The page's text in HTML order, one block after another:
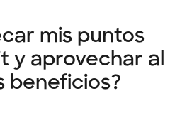
mis puntos
y aprovechar al
beneficios?